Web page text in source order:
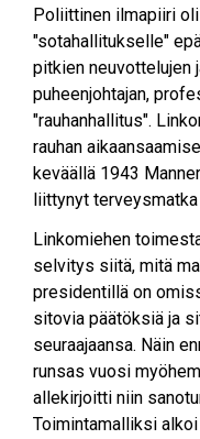
Poliittinen ilmapiiri
"sotahallitukselle"
pitkien neuvottelujen
puheenjohtajan,
"rauhanhallitus".
rauhan
keväällä 1943
liittynyt
Linkomiehen
selvitys siitä, mitä
presidentillä on
sitovia päätöksiä ja
seuraajaansa. Näin
runsas vuosi
allekirjoitti niin
Toimintamalliksi